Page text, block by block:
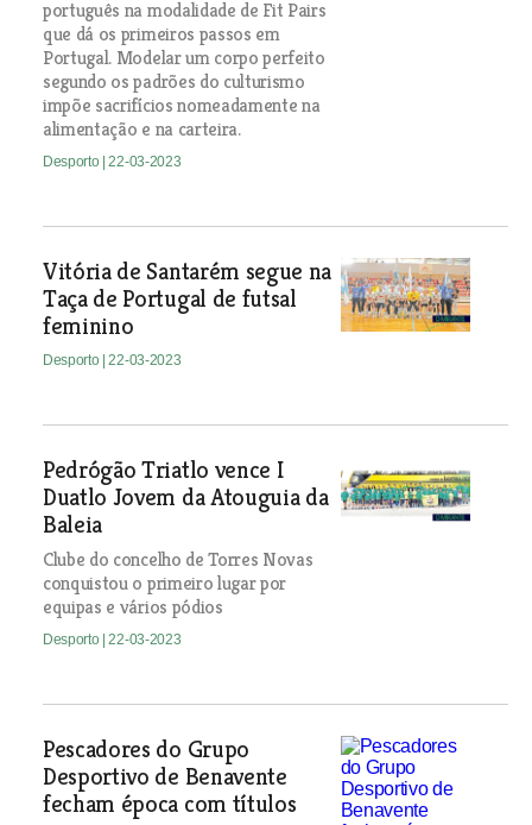
português na modalidade de Fit Pairs
que dá os primeiros passos em
Portugal. Modelar um corpo perfeito
segundo os padrões do culturismo
impõe sacrifícios nomeadamente na
alimentação e na carteira.
Desporto | 22-03-2023
Vitória de Santarém segue na
Taça de Portugal de futsal
feminino
Desporto | 22-03-2023
Pedrógão Triatlo vence I
Duatlo Jovem da Atouguia da
Baleia
Clube do concelho de Torres Novas
conquistou o primeiro lugar por
equipas e vários pódios
Desporto | 22-03-2023
Pescadores do Grupo
Desportivo de Benavente
fecham época com títulos